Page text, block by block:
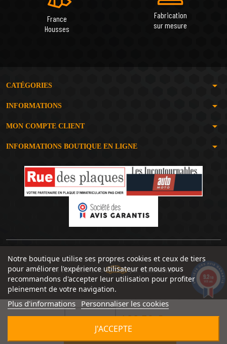
166,50 €
France
Housses
Fabrication
sur mesure
CATÉGORIES arrow_drop_down
INFORMATIONS arrow_drop_down
MON COMPTE CLIENT arrow_drop_down
INFORMATIONS BOUTIQUE EN LIGNE arrow_drop_down
Notre boutique utilise ses propres cookies et ceux de tiers
pour améliorer l'expérience utilisateur et nous vous
recommandons d'accepter leur utilisation pour profiter
pleinement de votre navigation.
Plus d'informations Personnaliser les cookies
J'ACCEPTE
Un site réalisé avec par SERIOUSWEB
9.2/10
1491 avis